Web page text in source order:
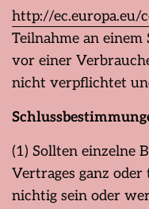
http://ec.europa.eu/
Teilnahme an
vor einer
nicht verpflichtet
(1) Sollten einzelne
Vertrages ganz
nichtig sein oder